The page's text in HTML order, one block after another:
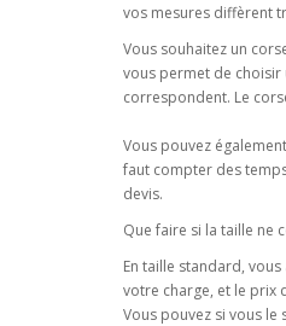
vos mesures diffèrent
Vous souhaitez un
vous permet de
correspondent. Le
Vous pouvez
faut compter des
devis.
Que faire si la taille ne
En taille standard,
votre charge, et le prix
Vous pouvez si vous